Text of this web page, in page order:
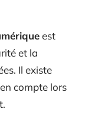
est
et la
Il existe
compte lors